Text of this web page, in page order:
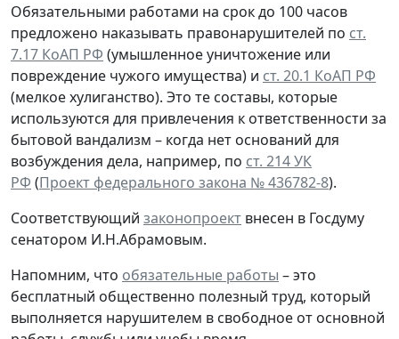
Обязательными работами на срок до 100 часов
предложено наказывать правонарушителей по ст.
7.17 КоАП РФ (умышленное уничтожение или
повреждение чужого имущества) и ст. 20.1 КоАП РФ
(мелкое хулиганство). Это те составы, которые
используются для привлечения к ответственности за
бытовой вандализм – когда нет оснований для
возбуждения дела, например, по ст. 214 УК
РФ (Проект федерального закона № 436782-8).
Соответствующий законопроект внесен в Госдуму
сенатором И.Н.Абрамовым.
Напомним, что обязательные работы – это
бесплатный общественно полезный труд, который
выполняется нарушителем в свободное от основной